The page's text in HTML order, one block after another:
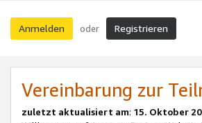
Anmelden oder Registrieren
Vereinbarung zur
zuletzt aktualisiert am: 15. Oktober